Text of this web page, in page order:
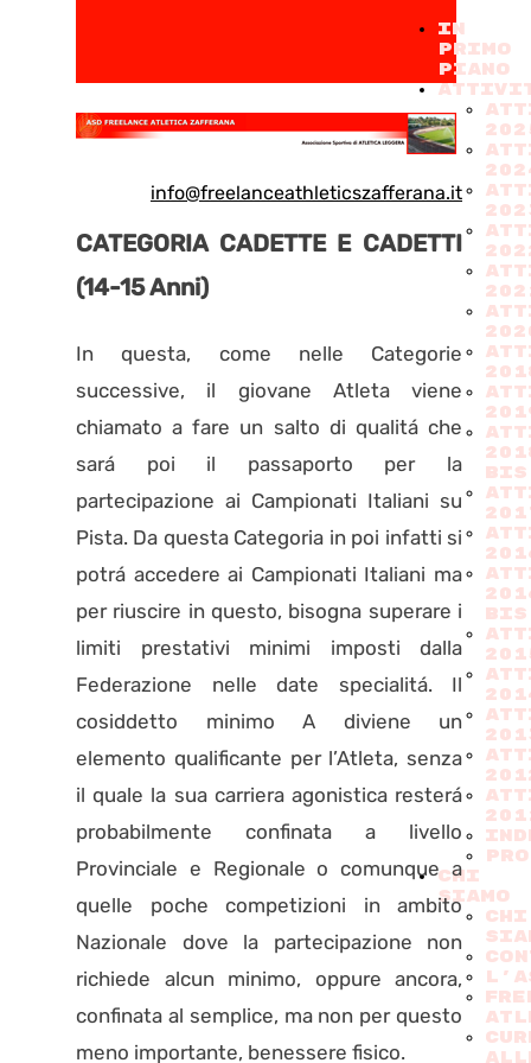
info@freelanceathleticszafferana.it
CATEGORIA CADETTE E CADETTI
(14-15 Anni)
In questa, come nelle Categorie
successive, il giovane Atleta viene
chiamato a fare un salto di qualitá che
sará poi il passaporto per la
partecipazione ai Campionati Italiani su
Pista. Da questa Categoria in poi infatti si
potrá accedere ai Campionati Italiani ma
per riuscire in questo, bisogna superare i
limiti prestativi minimi imposti dalla
Federazione nelle date specialitá. Il
cosiddetto minimo A diviene un
elemento qualificante per l’Atleta, senza
il quale la sua carriera agonistica resterá
probabilmente confinata a livello
Provinciale e Regionale o comunque a
quelle poche competizioni in ambito
Nazionale dove la partecipazione non
richiede alcun minimo, oppure ancora,
confinata al semplice, ma non per questo
meno importante, benessere fisico.
IN
PRIMO
PIANO
BIS
BIS
CHI
SIAMO
CHI